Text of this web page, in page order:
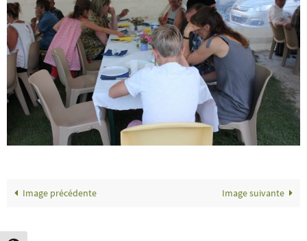
Image précédente Image suivante